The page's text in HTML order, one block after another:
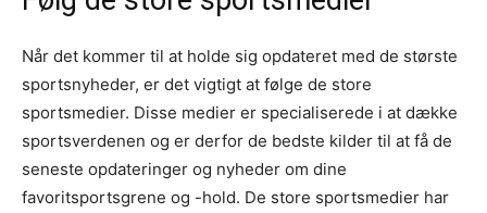
Når det kommer til at holde sig opdateret med de største
sportsnyheder, er det vigtigt at følge de store
sportsmedier. Disse medier er specialiserede i at dække
sportsverdenen og er derfor de bedste kilder til at få de
seneste opdateringer og nyheder om dine
favoritsportsgrene og -hold. De store sportsmedier har